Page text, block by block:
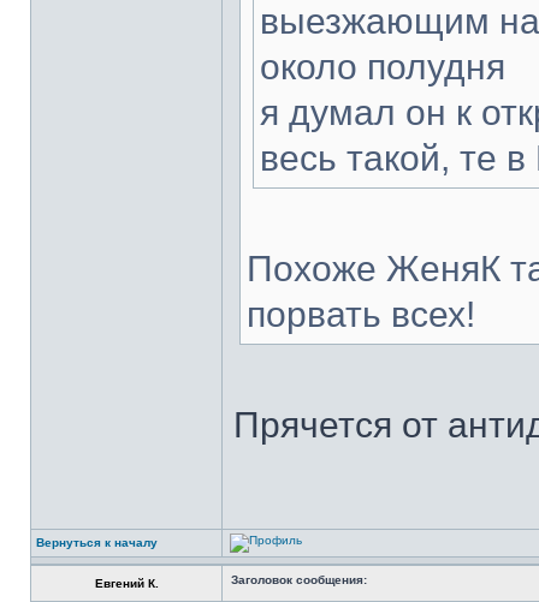
выезжающим
около полудня
я думал он к
весь такой, те
Похоже ЖеняК
порвать всех!
Прячется от
Вернуться к началу
Евгений К. Заголовок сообщения: